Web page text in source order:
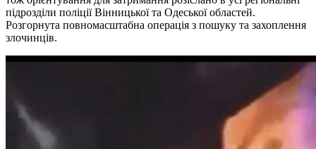
пiдроздiли полiцiї Вiнницької та Одеської областей.
Розгорнута повномасштабна операцiя з пошуку та захоплення
злочинцiв.